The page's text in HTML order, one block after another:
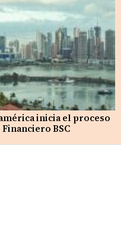
inicia el proceso
BSC